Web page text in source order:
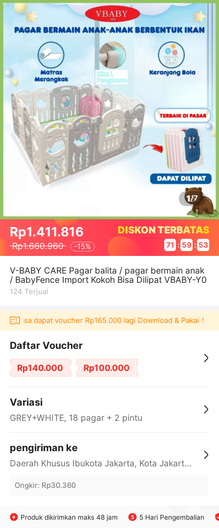
1/7
Rp1.411.816
Rp1.660.960 -15%
DISKON TERBATAS
71 : 59 : 52
V-BABY CARE Pagar balita / pagar bermain anak
/ BabyFence Import Kokoh Bisa Dilipat VBABY-Y0
124 Terjual
bisa dapat voucher Rp165.000 lagi Download & Pakai！
Daftar Voucher
Rp140.000 Rp100.000
Variasi
GREY+WHITE, 18 pagar + 2 pintu
pengiriman ke
Daerah Khusus Ibukota Jakarta, Kota Jakarta Barat, Cengkareng, yy
Ongkir: Rp30.360
Produk dikirimkan maks 48 jam 5 Hari Pengembalian